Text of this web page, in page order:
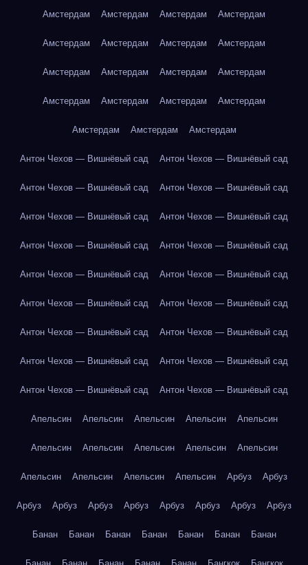
Амстердам Амстердам Амстердам Амстердам
Амстердам Амстердам Амстердам Амстердам
Амстердам Амстердам Амстердам Амстердам
Амстердам Амстердам Амстердам Амстердам
Амстердам Амстердам Амстердам
Антон Чехов — Вишнёвый сад Антон Чехов — Вишнёвый сад
Антон Чехов — Вишнёвый сад Антон Чехов — Вишнёвый сад
Антон Чехов — Вишнёвый сад Антон Чехов — Вишнёвый сад
Антон Чехов — Вишнёвый сад Антон Чехов — Вишнёвый сад
Антон Чехов — Вишнёвый сад Антон Чехов — Вишнёвый сад
Антон Чехов — Вишнёвый сад Антон Чехов — Вишнёвый сад
Антон Чехов — Вишнёвый сад Антон Чехов — Вишнёвый сад
Антон Чехов — Вишнёвый сад Антон Чехов — Вишнёвый сад
Антон Чехов — Вишнёвый сад Антон Чехов — Вишнёвый сад
Апельсин Апельсин Апельсин Апельсин Апельсин
Апельсин Апельсин Апельсин Апельсин Апельсин
Апельсин Апельсин Апельсин Апельсин Арбуз Арбуз
Арбуз Арбуз Арбуз Арбуз Арбуз Арбуз Арбуз Арбуз
Банан Банан Банан Банан Банан Банан Банан